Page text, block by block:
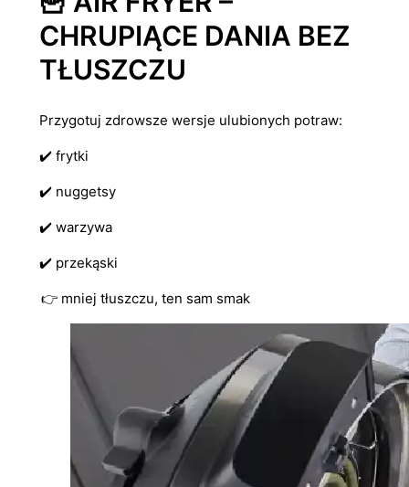
CHRUPIĄCE DANIA BEZ
TŁUSZCZU
Przygotuj zdrowsze wersje ulubionych potraw:
✔️ frytki
✔️ nuggetsy
✔️ warzywa
✔️ przekąski
👉 mniej tłuszczu, ten sam smak